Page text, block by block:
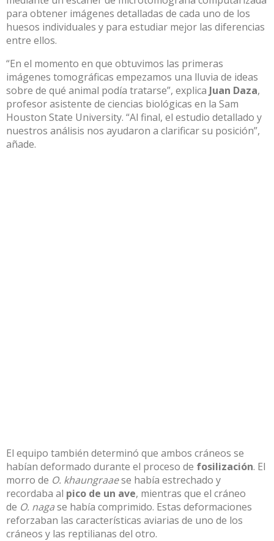
para obtener imágenes detalladas de cada uno de los
huesos individuales y para estudiar mejor las diferencias
entre ellos.
“En el momento en que obtuvimos las primeras
imágenes tomográficas empezamos una lluvia de ideas
sobre de qué animal podía tratarse”, explica Juan Daza,
profesor asistente de ciencias biológicas en la Sam
Houston State University. “Al final, el estudio detallado y
nuestros análisis nos ayudaron a clarificar su posición”,
añade.
El equipo también determinó que ambos cráneos se
habían deformado durante el proceso de fosilización. El
morro de O. khaungraaese había estrechado y
recordaba al pico de un ave, mientras que el cráneo
de O. nagase había comprimido. Estas deformaciones
reforzaban las características aviarias de uno de los
cráneos y las reptilianas del otro.